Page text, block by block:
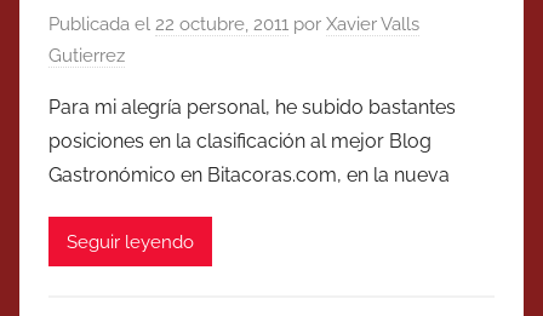
Publicada el 22 octubre, 2011 por Xavier Valls
Gutierrez
Para mi alegría personal, he subido bastantes
posiciones en la clasificación al mejor Blog
Gastronómico en Bitacoras.com, en la nueva
Seguir leyendo